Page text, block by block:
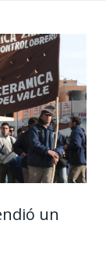
un